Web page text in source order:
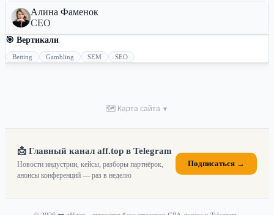
Алина Фаменок
CEO
🎯 Вертикали
Betting Gambling SEM SEO
🗺 Карта сайта ▼
📩 Главный канал aff.top в Telegram
Новости индустрии, кейсы, разборы партнёрок,
анонсы конференций — раз в неделю
Подписаться →